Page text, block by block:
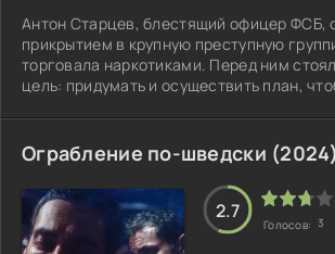
Антон Старцев, блестящий офицер ФСБ,
прикрытием в крупную преступную
торговала наркотиками. Перед ним
цель: придумать и осуществить план,
банд и раскрыть их общую сеть.
Ограбление по-шведски (2024)
2.7
Голосов: 3